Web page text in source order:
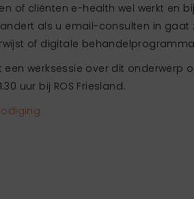
of cliënten e-health wel werkt en
als u email-consulten in gaat
of digitale
een werksessie over dit onderwerp
uur bij ROS Friesland.